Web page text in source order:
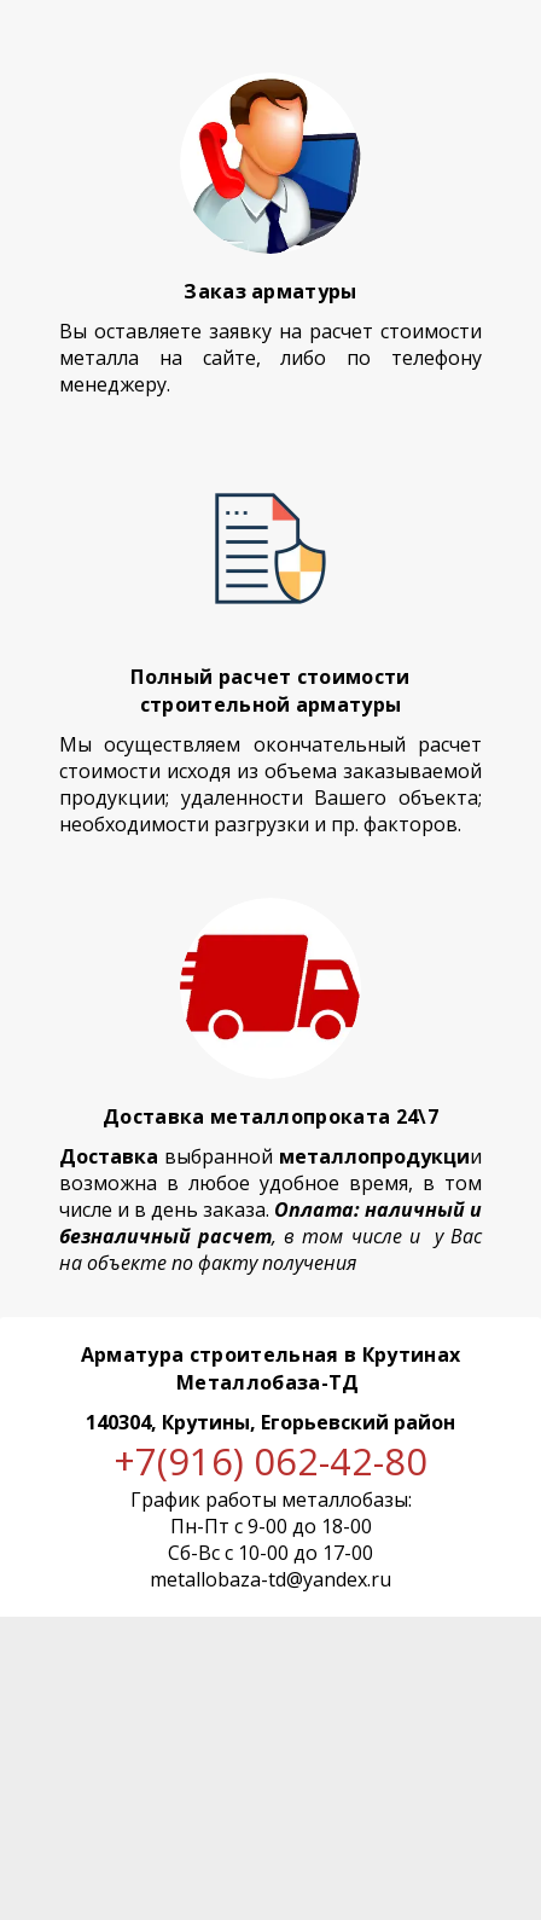
Заказ арматуры
Вы оставляете заявку на расчет стоимости
металла на сайте, либо по телефону
менеджеру.
Полный расчет стоимости
строительной арматуры
Мы осуществляем окончательный расчет
стоимости исходя из объема заказываемой
продукции; удаленности Вашего объекта;
необходимости разгрузки и пр. факторов.
Доставка металлопроката 24\7
Доставка выбранной металлопродукции
возможна в любое удобное время, в том
числе и в день заказа. Оплата: наличный и
безналичный расчет, в том числе и у Вас
на объекте по факту получения
Арматура строительная в Крутинах
Металлобаза-ТД
140304, Крутины, Егорьевский район
+7(916) 062-42-80
График работы металлобазы:
Пн-Пт с 9-00 до 18-00
Сб-Вс с 10-00 до 17-00
metallobaza-td@yandex.ru